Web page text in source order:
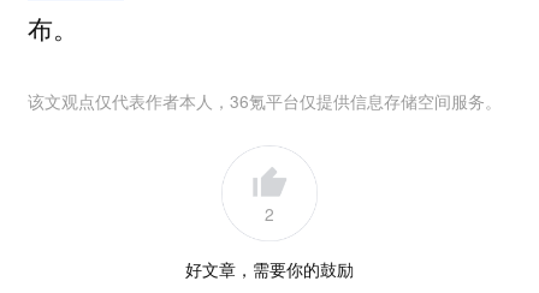
布。
该文观点仅代表作者本人，36氪平台仅提供信息存储空间服务。
2
好文章，需要你的鼓励